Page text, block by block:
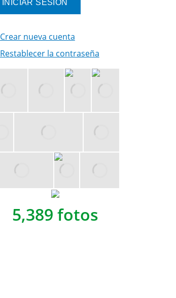
Crear nueva cuenta
Restablecer la contraseña
5,389 fotos